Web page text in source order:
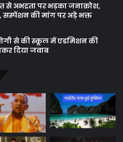
अभद्रता पर भड़का जनाक्रोश,
सस्पेंशन की मांग पर अड़े भक्त
से की स्कूल में एडमिशन की
दिया जवाब